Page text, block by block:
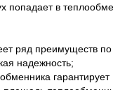
попадает в
ряд преимуществ
надежность;
гарантирует